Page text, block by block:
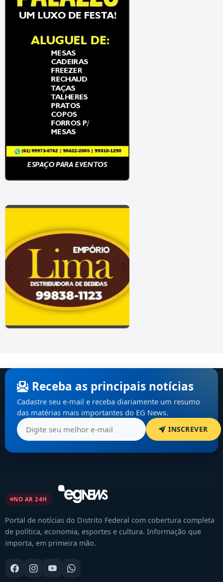
Receba as principais notícias
Cadastre seu e-mail e receba diariamente um resumo
das matérias mais importantes do EG News.
INSCREVER
NO AR 24H
Portal de notícias do Distrito Federal com cobertura completa
de política, economia, esportes e cultura. Informação que
importa, em primeira mão.